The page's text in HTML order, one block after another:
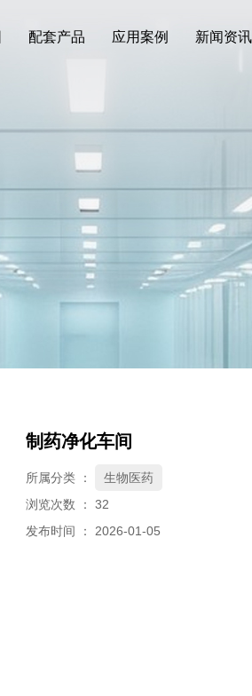
配套产品 应用案例 新闻资讯
制药净化车间
所属分类 ：
生物医药
浏览次数 ： 32
发布时间 ： 2026-01-05